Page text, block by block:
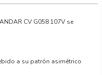
CV G058 107V se
a su patrón asimétrico